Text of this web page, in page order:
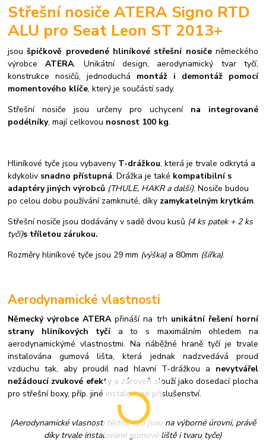
Střešní nosiče ATERA Signo RTD
ALU pro Seat Leon ST 2013+
jsoušpičkově provedené hliníkové střešní nosičeněmeckého
výrobceATERA. Unikátní design, aerodynamický tvar tyčí,
konstrukce nosičů, jednoduchá montáž i demontáž pomocí
momentového klíče, který je součástí sady.
Střešní nosiče jsou určeny pro uchycení na integrované
podélníky, mají celkovou nosnost 100 kg.
Hliníkové tyče jsou vybaveny T-drážkou, která je trvale odkrytá a
kdykoliv snadno přístupná. Drážka je také kompatibilní s
adaptéry jiných výrobců (THULE, HAKR a další). Nosiče budou
po celou dobu používání zamknuté, díky zamykatelným krytkám.
Střešní nosiče jsou dodávány v sadě dvou kusů (4 ks patek + 2 ks
tyčí)s tříletou zárukou.
Rozměry hliníkové tyče jsou 29 mm (výška)a 80mm (šířka).
Aerodynamické vlastnosti
Německý výrobce ATERApřináší na trh unikátní řešení horní
strany hliníkových tyčí a to s maximálním ohledem na
aerodynamickýmé vlastnostmi. Na náběžné hraně tyčí je trvale
instalována gumová lišta, která jednak nadzvedává proud
vzduchu tak, aby proudil nad hlavní T-drážkou a nevytvářel
nežádoucí zvukové efektya zároveň slouží jako dosedací plocha
pro střešní boxy, příp. jiné instalované příslušenství.
(Aerodynamické vlasnosti těchto tyčí jsou na výborné úrovni, právě
díky trvale instalované gumové liště i tvaru tyče)